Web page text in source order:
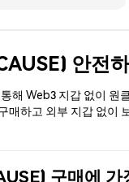
안전
해 Web3 지갑 없이 원
매하고 외부 지갑 없이
구매에